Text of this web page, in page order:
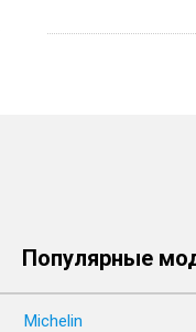
Популярные
Michelin